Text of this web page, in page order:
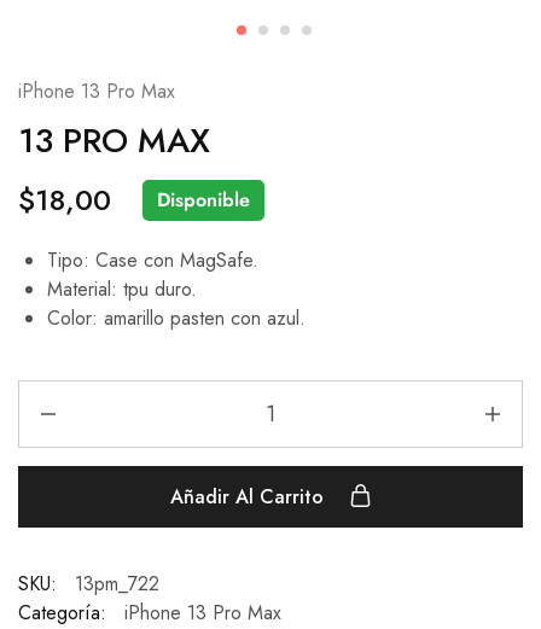
iPhone 13 Pro Max
13 PRO MAX
$18,00 Disponible
Tipo: Case con MagSafe.
Material: tpu duro.
Color: amarillo pasten con azul.
Añadir Al Carrito
SKU:
13pm_722
Categoría:
iPhone 13 Pro Max